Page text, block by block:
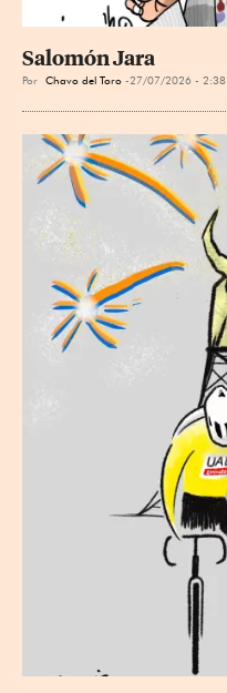
Salomón Jara
Por Chavo del Toro 27/07/2026 - 2:38